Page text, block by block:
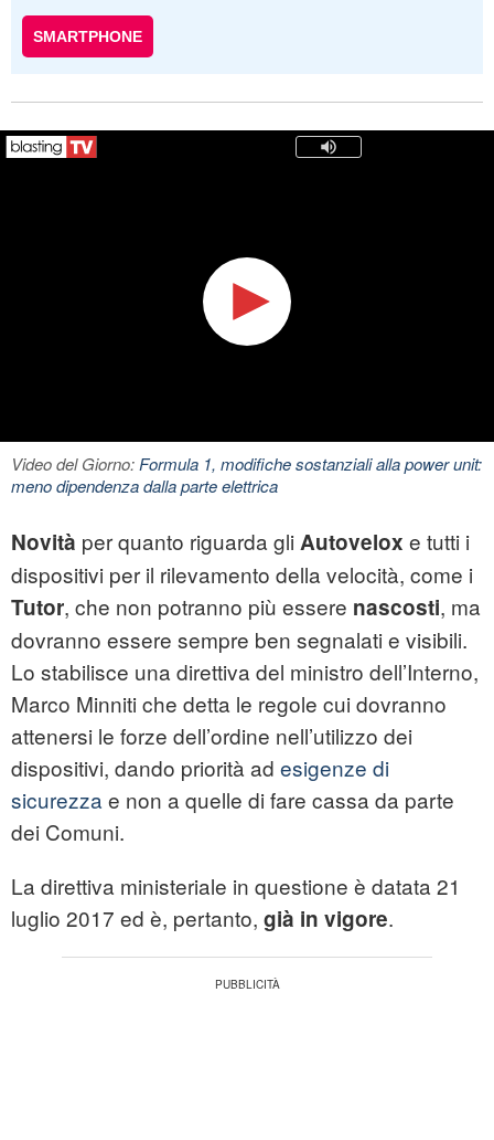
SMARTPHONE
Video del Giorno:Formula 1, modifiche sostanziali alla power unit:
meno dipendenza dalla parte elettrica
Novità per quanto riguarda gli Autovelox e tutti i
dispositivi per il rilevamento della velocità, come i
Tutor, che non potranno più essere nascosti, ma
dovranno essere sempre ben segnalati e visibili.
Lo stabilisce una direttiva del ministro dell’Interno,
Marco Minniti che detta le regole cui dovranno
attenersi le forze dell’ordine nell’utilizzo dei
dispositivi, dando priorità ad esigenze di
sicurezza e non a quelle di fare cassa da parte
dei Comuni.
La direttiva ministeriale in questione è datata 21
luglio 2017 ed è, pertanto, già in vigore.